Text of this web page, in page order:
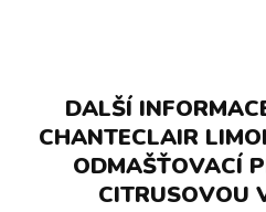
DALŠÍ
CHANTECLAIR
ODMAŠŤOVACÍ
CITRUSOVOU